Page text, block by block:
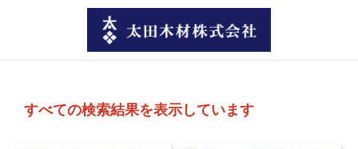
すべての検索結果を表示しています